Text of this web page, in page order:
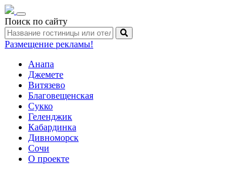
Toggle
navigation
Поиск по сайту
Размещение рекламы!
Анапа
Джемете
Витязево
Благовещенская
Сукко
Геленджик
Кабардинка
Дивноморск
Сочи
О проекте